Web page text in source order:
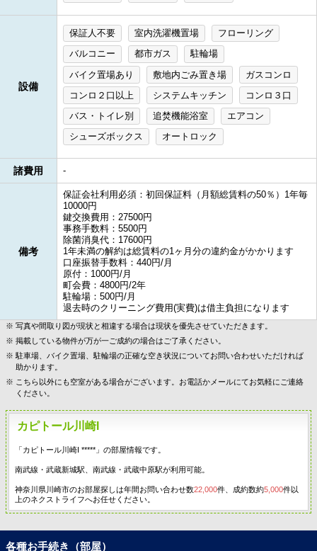
設備
保証人不要 室内洗濯機置場
フローリング
バルコニー
都市ガス
駐輪場
バイク置場あり
敷地内ごみ置き場
ガスコンロ
コンロ２口以上
システムキッチン
コンロ３口
バス・トイレ別
追焚機能浴室
エアコン
シューズボックス
オートロック
諸費用 -
備考
保証会社利用必須：初回保証料（月額総賃料の50％）1年毎
10000円
鍵交換費用：27500円
事務手数料：5500円
除菌消臭代：17600円
1年未満の解約は総賃料の1ヶ月分の違約金がかかります
口座振替手数料：440円/月
原付：1000円/月
町会費：4800円/2年
駐輪場：500円/月
退去時のクリーニング費用(実費)は借主負担になります
写真や間取り図が現状と相違する場合は現状を優先させていただきます。
掲載している物件が万が一ご成約の場合はご了承ください。
駐車場、バイク置場、駐輪場の正確な空き状況についてお問い合わせいただければ
助かります。
こちら以外にも空室がある場合がございます。お電話かメールにてお気軽にご連絡
ください。
カピトール川崎I
「カピトール川崎I *****」の部屋情報です。
南武線・武蔵新城駅、南武線・武蔵中原駅が利用可能。
神奈川県川崎市のお部屋探しは年間お問い合わせ数22,000件、成約数約5,000件以
上のネクストライフへお任せください。
各種お手続き（部屋）